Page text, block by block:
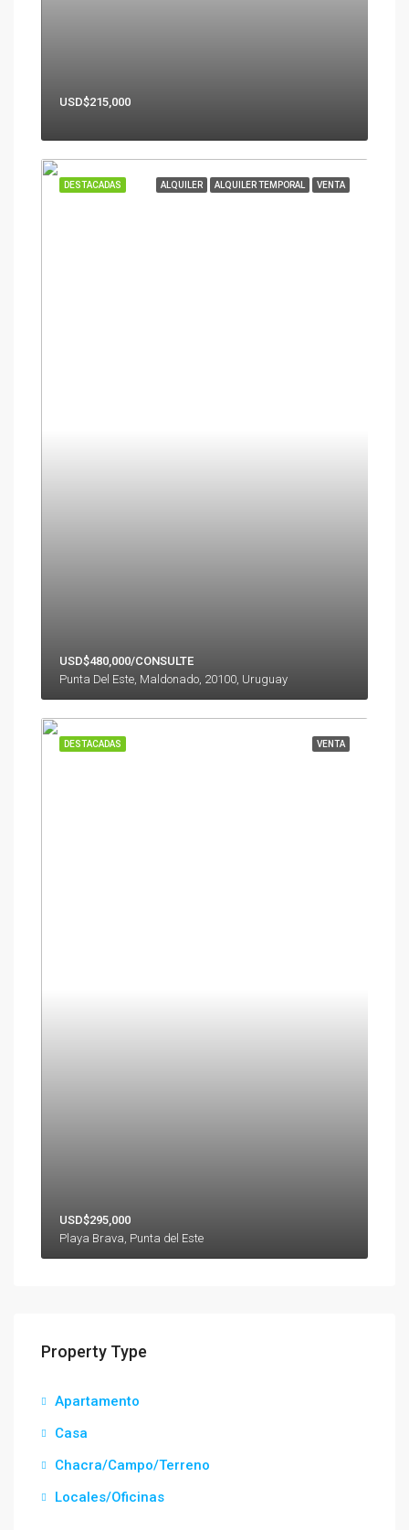
USD$215,000
ALQUILER ALQUILER TEMPORAL VENTA
DESTACADAS
USD$480,000/CONSULTE
Punta Del Este, Maldonado, 20100, Uruguay
VENTA
DESTACADAS
USD$295,000
Playa Brava, Punta del Este
Property Type
Apartamento
Casa
Chacra/Campo/Terreno
Locales/Oficinas